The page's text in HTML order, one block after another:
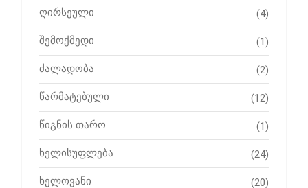
ღირსეული (4)
შემოქმედი (1)
ძალადობა (2)
წარმატებული (12)
წიგნის თარო (1)
ხელისუფლება (24)
ხელოვანი (20)